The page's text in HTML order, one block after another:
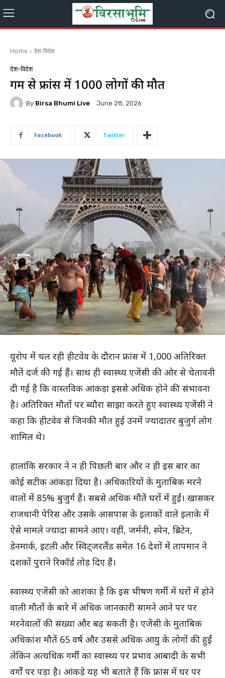
Home देश-विदेश
देश-विदेश
गर्मी से फ्रांस में 1000 लोगों की मौत
By Birsa Bhumi Live June 28, 2026
Facebook Twitter
यूरोप में चल रही हीटवेव के दौरान फ्रांस में 1,000 अतिरिक्त
मौतें दर्ज की गई हैं। साथ ही स्वास्थ्य एजेंसी की ओर से चेतावनी
दी गई है कि वास्तविक आंकड़ा इससे अधिक होने की संभावना
है। अतिरिक्त मौतों पर ब्यौरा साझा करते हुए स्वास्थ्य एजेंसी ने
कहा कि हीटवेव से जिनकी मौत हुई उनमें ज्यादातर बुजुर्ग लोग
शामिल थे।
हालांकि सरकार ने न ही पिछली बार और न ही इस बार का
कोई सटीक आंकड़ा दिया है। अधिकारियों के मुताबिक मरने
वालों में 85% बुजुर्ग हैं। सबसे अधिक मौतें घरों में हुईं। खासकर
राजधानी पेरिस और उसके आसपास के इलाकों वाले इलाके में
ऐसे मामले ज्यादा सामने आए। वहीं, जर्मनी, स्पेन, ब्रिटेन,
डेनमार्क, इटली और स्विट्जरलैंड समेत 16 देशों में तापमान ने
दशकों पुराने रिकॉर्ड तोड़ दिए हैं।
स्वास्थ्य एजेंसी को आशंका है कि इस भीषण गर्मी में घरों में होने
वाली मौतों के बारे में अधिक जानकारी सामने आने पर पर
मरनेवालों की संख्या और बढ़ सकती है। एजेंसी के मुताबिक
अधिकांश मौतें 65 वर्ष और उससे अधिक आयु के लोगों की हुईं
लेकिन अत्यधिक गर्मी का स्वास्थ्य पर प्रभाव आबादी के सभी
वर्गों पर पड़ा है। आंकड़े यह भी बताते हैं कि फ्रांस में घर पर